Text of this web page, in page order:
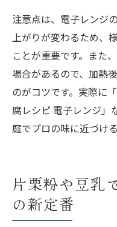
注意点は、電子レンジ
上がりが変わるため、
ことが重要です。また
場合があるので、加熱
のがコツです。実際に
腐レシピ 電子レンジ」
庭でプロの味に近づけ
片栗粉や豆乳
の新定番